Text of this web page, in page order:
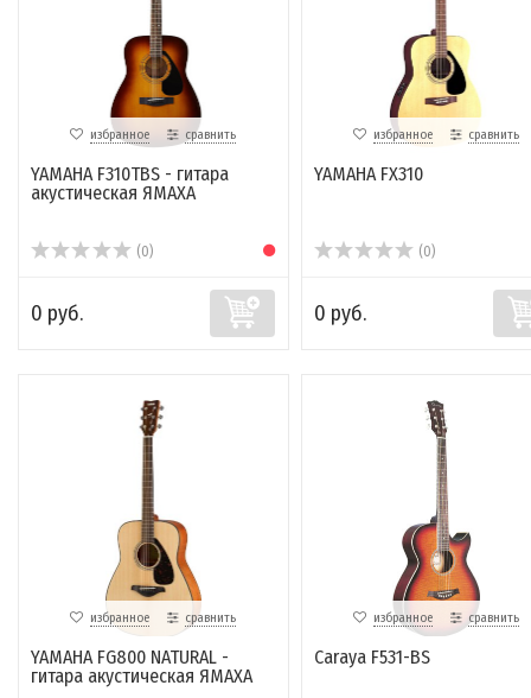
избранное сравнить
YAMAHA F310TBS - гитара
акустическая ЯМАХА
(0)
0 руб.
избранное сравнить
YAMAHA FX310
(0)
0 руб.
избранное сравнить
YAMAHA FG800 NATURAL -
гитара акустическая ЯМАХА
избранное сравнить
Caraya F531-BS